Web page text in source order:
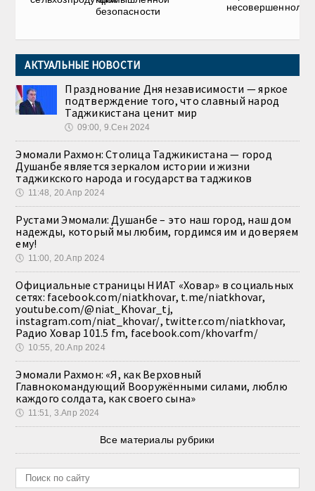
безопасности
АКТУАЛЬНЫЕ НОВОСТИ
Празднование Дня независимости — яркое
подтверждение того, что славный народ
Таджикистана ценит мир
🕔 09:00, 9.Сен 2024
Эмомали Рахмон: Столица Таджикистана — город
Душанбе является зеркалом истории и жизни
таджикского народа и государства таджиков
🕔 11:48, 20.Апр 2024
Рустами Эмомали: Душанбе – это наш город, наш дом
надежды, который мы любим, гордимся им и доверяем
ему!
🕔 11:00, 20.Апр 2024
Официальные страницы НИАТ «Ховар» в социальных
сетях: facebook.com/niatkhovar, t.me/niatkhovar,
youtube.com/@niat_Khovar_tj,
instagram.com/niat_khovar/, twitter.com/niatkhovar,
Радио Ховар 101.5 fm, facebook.com/khovarfm/
🕔 10:55, 20.Апр 2024
Эмомали Рахмон: «Я, как Верховный
Главнокомандующий Вооружёнными силами, люблю
каждого солдата, как своего сына»
🕔 11:51, 3.Апр 2024
Все материалы рубрики